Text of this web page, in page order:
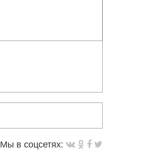
Мы в соцсетях: